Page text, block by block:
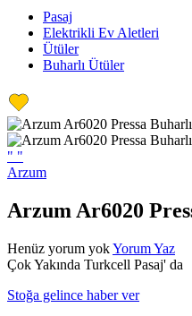
Pasaj
Elektrikli Ev Aletleri
Ütüler
Buharlı Ütüler
" "
Arzum
Arzum Ar6020
Henüz yorum yokYorum Yaz
Çok Yakında Turkcell Pasaj' da
Stoğa gelince haber ver